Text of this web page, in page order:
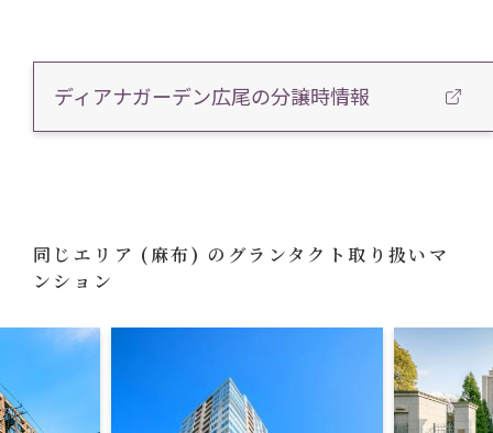
ディアナガーデン広尾の分譲時情報
同じエリア (麻布) のグランタクト取り扱いマ
ンション